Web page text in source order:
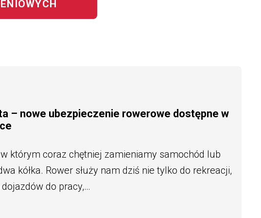
– nowe ubezpieczenie rowerowe dostępne w
którym coraz chętniej zamieniamy samochód lub
kółka. Rower służy nam dziś nie tylko do rekreacji,
do pracy,…